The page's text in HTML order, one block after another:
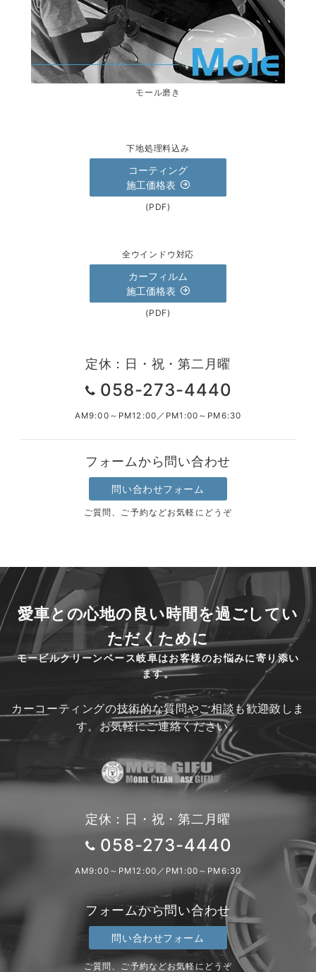
モール磨き
下地処理料込み
コーティング
施工価格表
(PDF)
全ウインドウ対応
カーフィルム
施工価格表
(PDF)
定休：日・祝・第二月曜
058-273-4440
AM9:00～PM12:00／PM1:00～PM6:30
フォームから問い合わせ
問い合わせフォーム
ご質問、ご予約などお気軽にどうぞ
愛車との心地の良い時間を過ごしてい
ただくために
モービルクリーンベース岐阜はお客様のお悩みに寄り添い
ます。
カーコーティングの技術的な質問やご相談も歓迎致しま
す。お気軽にご連絡ください。
定休：日・祝・第二月曜
058-273-4440
AM9:00～PM12:00／PM1:00～PM6:30
フォームから問い合わせ
問い合わせフォーム
ご質問、ご予約などお気軽にどうぞ